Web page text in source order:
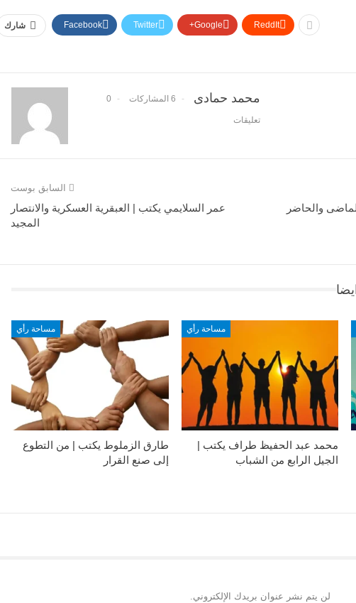
شارك Facebook Twitter Google+ ReddIt
محمد حمادى 6 المشاركات 0
تعليقات
السابق بوست
عمر السلايمي يكتب | العبقرية العسكرية والانتصار
المجيد
والحاضر
مساحة رأي
طارق الزملوط يكتب | من التطوع
إلى صنع القرار
مساحة رأي
محمد عبد الحفيظ طراف يكتب |
الجيل الرابع من الشباب
لن يتم نشر عنوان بريدك الإلكتروني.